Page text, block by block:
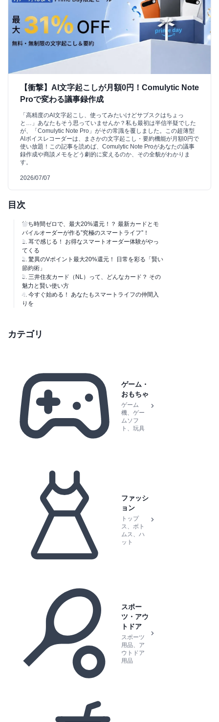
【衝撃】AI文字起こしが月額0円！Comulytic Note
Proで変わる議事録作成
「高精度のAI文字起こし、使ってみたいけどサブスクはちょっ
と…」あなたもそう思っていませんか？私も最初は半信半疑でした
が、「Comulytic Note Pro」がその常識を覆しました。この超薄型
AIボイスレコーダーは、まさかの文字起こし・要約機能が月額0円で
使い放題！この記事を読めば、Comulytic Note Proがあなたの議事
録作成や商談メモをどう劇的に変えるのか、その全貌がわかりま
す。
2026/07/07
目次
待ち時間ゼロで、最大20%還元！？ 最新カードとモ
バイルオーダーが作る”究極のスマートライフ”！
1. 耳で感じる！ お得なスマートオーダー体験がやっ
てくる
2. 驚異のVポイント最大20%還元！ 日常を彩る「賢い
節約術」
3. 三井住友カード（NL）って、どんなカード？ その
魅力と賢い使い方
4. 今すぐ始める！ あなたもスマートライフの仲間入
りを
カテゴリ
ゲーム・
おもちゃ
ゲーム
機、ゲー
ムソフ
ト、玩具
ファッシ
ョン
トップ
ス、ボト
ムス、ハ
ット
スポー
ツ・アウ
トドア
スポーツ
用品、ア
ウトドア
用品